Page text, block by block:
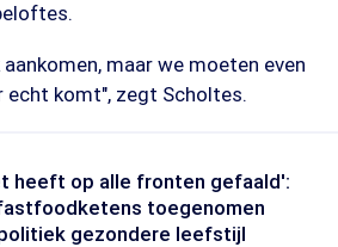
maar we moeten even
komt", zegt Scholtes.
heeft op alle fronten gefaald':
toegenomen
gezondere leefstijl